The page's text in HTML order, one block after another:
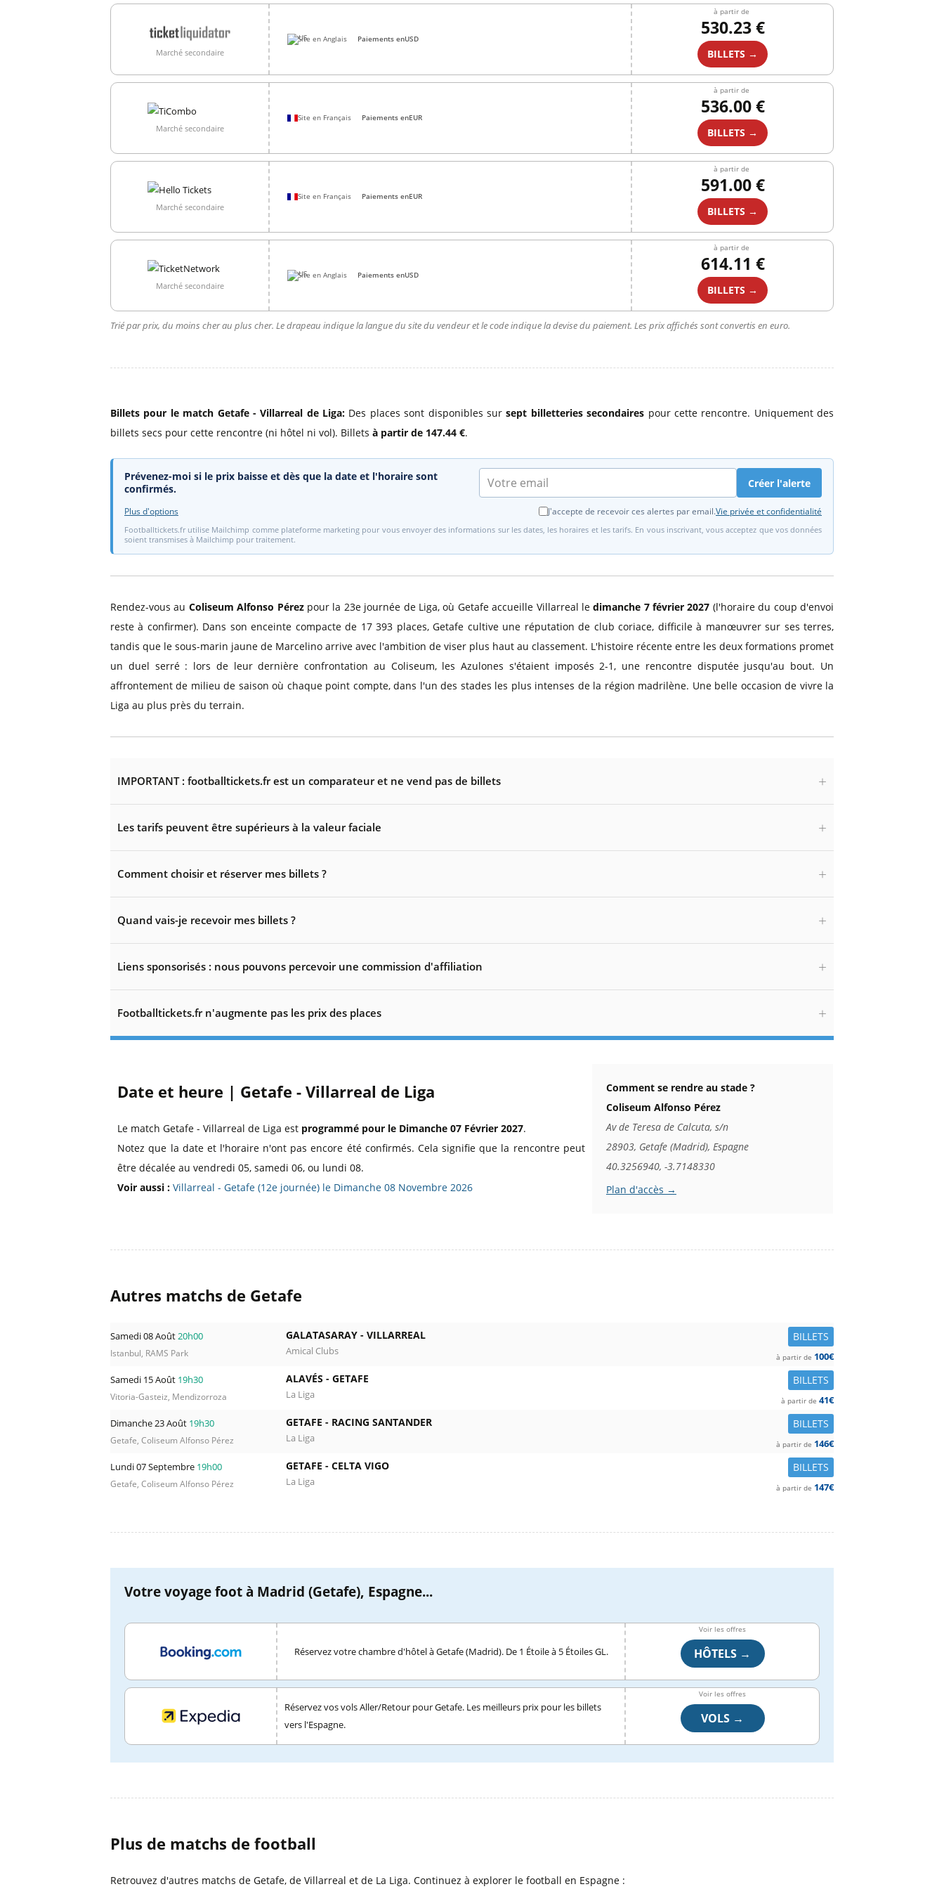
Marché secondaire
Site en Anglais Paiements enUSD
à partir de
530.23 €
BILLETS →
Marché secondaire
Site en Français Paiements enEUR
à partir de
536.00 €
BILLETS →
Marché secondaire
Site en Français Paiements enEUR
à partir de
591.00 €
BILLETS →
Marché secondaire
Site en Anglais Paiements enUSD
à partir de
614.11 €
BILLETS →
Trié par prix, du moins cher au plus cher. Le drapeau indique la langue du site du vendeur et le code indique la devise du paiement. Les prix affichés sont convertis en euro.
Billets pour le match Getafe - Villarreal de Liga: Des places sont disponibles sursept billetteries secondaires pour cette rencontre. Uniquement des
billets secs pour cette rencontre (ni hôtel ni vol). Billets à partir de 147.44 €.
Prévenez-moi si le prix baisse et dès que la date et l'horaire sont
confirmés.
Créer l'alerte
J'accepte de recevoir ces alertes par email.Vie privée et confidentialité
Plus d'options
Footballtickets.fr utilise Mailchimp comme plateforme marketing pour vous envoyer des informations sur les dates, les horaires et les tarifs. En vous inscrivant, vous acceptez que vos données
soient transmises à Mailchimp pour traitement.
Rendez-vous au Coliseum Alfonso Pérezpour la 23e journée de Liga, où Getafe accueille Villarreal ledimanche 7 février 2027 (l'horaire du coup d'envoi
reste à confirmer). Dans son enceinte compacte de 17 393 places, Getafe cultive une réputation de club coriace, difficile à manœuvrer sur ses terres,
tandis que le sous-marin jaune de Marcelino arrive avec l'ambition de viser plus haut au classement. L'histoire récente entre les deux formations promet
un duel serré : lors de leur dernière confrontation au Coliseum, les Azulones s'étaient imposés 2-1, une rencontre disputée jusqu'au bout. Un
affrontement de milieu de saison où chaque point compte, dans l'un des stades les plus intenses de la région madrilène. Une belle occasion de vivre la
Liga au plus près du terrain.
IMPORTANT : footballtickets.fr est un comparateur et ne vend pas de billets
Les tarifs peuvent être supérieurs à la valeur faciale
Comment choisir et réserver mes billets ?
Quand vais-je recevoir mes billets ?
Liens sponsorisés : nous pouvons percevoir une commission d'affiliation
Footballtickets.fr n'augmente pas les prix des places
Date et heure | Getafe - Villarreal de Liga
Le match Getafe - Villarreal de Liga est programmé pour le Dimanche 07 Février 2027.
Notez que la date et l'horaire n'ont pas encore été confirmés. Cela signifie que la rencontre peut
être décalée au vendredi 05, samedi 06, ou lundi 08.
Voir aussi : Villarreal - Getafe (12e journée) le Dimanche 08 Novembre 2026
Comment se rendre au stade ?
Coliseum Alfonso Pérez
Av de Teresa de Calcuta, s/n
28903, Getafe (Madrid), Espagne
40.3256940, -3.7148330
Plan d'accès →
Autres matchs de Getafe
Samedi 08 Août20h00
Istanbul, RAMS Park
BILLETS
GALATASARAY - VILLARREAL
Amical Clubs à partir de 100€
Samedi 15 Août 19h30
Vitoria-Gasteiz, Mendizorroza
BILLETS
ALAVÉS - GETAFE
La Liga à partir de 41€
Dimanche 23 Août 19h30
Getafe, Coliseum Alfonso Pérez
BILLETS
GETAFE - RACING SANTANDER
La Liga à partir de 146€
Lundi 07 Septembre 19h00
Getafe, Coliseum Alfonso Pérez
BILLETS
GETAFE - CELTA VIGO
La Liga à partir de 147€
Votre voyage foot à Madrid (Getafe), Espagne...
Réservez votre chambre d'hôtel à Getafe (Madrid). De 1 Étoile à 5 Étoiles GL.
Voir les offres
HÔTELS →
Réservez vos vols Aller/Retour pour Getafe. Les meilleurs prix pour les billets
vers l'Espagne.
Voir les offres
VOLS →
Plus de matchs de football
Retrouvez d'autres matchs de Getafe, de Villarreal et de La Liga. Continuez à explorer le football en Espagne :